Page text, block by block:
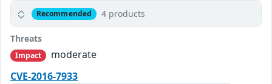
Recommended 4 products
Threats
Impact
moderate
CVE-2016-7933